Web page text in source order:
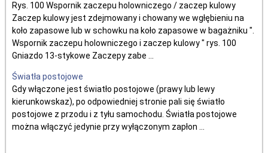
Rys. 100 Wspornik zaczepu holowniczego / zaczep kulowy
Zaczep kulowy jest zdejmowany i chowany we wgłębieniu na
koło zapasowe lub w schowku na koło zapasowe w bagażniku ".
Wspornik zaczepu holowniczego i zaczep kulowy " rys. 100
Gniazdo 13-stykowe Zaczepy zabe ...
Światła postojowe
Gdy włączone jest światło postojowe (prawy lub lewy
kierunkowskaz), po odpowiedniej stronie pali się światło
postojowe z przodu i z tyłu samochodu. Światła postojowe
można włączyć jedynie przy wyłączonym zapłon ...